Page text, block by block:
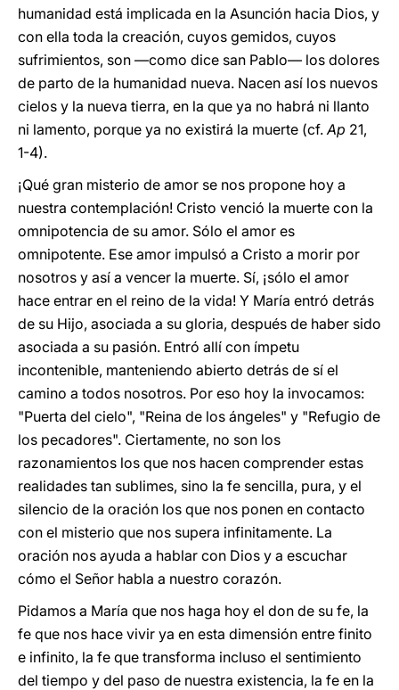
humanidad está implicada en la Asunción hacia Dios, y
con ella toda la creación, cuyos gemidos, cuyos
sufrimientos, son —como dice san Pablo— los dolores
de parto de la humanidad nueva. Nacen así los nuevos
cielos y la nueva tierra, en la que ya no habrá ni llanto
ni lamento, porque ya no existirá la muerte (cf.Ap 21,
1-4).
¡Qué gran misterio de amor se nos propone hoy a
nuestra contemplación! Cristo venció la muerte con la
omnipotencia de su amor. Sólo el amor es
omnipotente. Ese amor impulsó a Cristo a morir por
nosotros y así a vencer la muerte. Sí, ¡sólo el amor
hace entrar en el reino de la vida! Y María entró detrás
de su Hijo, asociada a su gloria, después de haber sido
asociada a su pasión. Entró allí con ímpetu
incontenible, manteniendo abierto detrás de sí el
camino a todos nosotros. Por eso hoy la invocamos:
"Puerta del cielo", "Reina de los ángeles" y "Refugio de
los pecadores". Ciertamente, no son los
razonamientos los que nos hacen comprender estas
realidades tan sublimes, sino la fe sencilla, pura, y el
silencio de la oración los que nos ponen en contacto
con el misterio que nos supera infinitamente. La
oración nos ayuda a hablar con Dios y a escuchar
cómo el Señor habla a nuestro corazón.
Pidamos a María que nos haga hoy el don de su fe, la
fe que nos hace vivir ya en esta dimensión entre finito
e infinito, la fe que transforma incluso el sentimiento
del tiempo y del paso de nuestra existencia, la fe en la